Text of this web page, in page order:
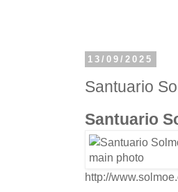
13/09/2025
Santuario
Santuario
http://